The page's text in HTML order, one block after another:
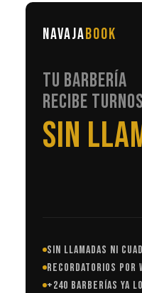
NAVAJABOOK
TU BARBERÍA
RECIBE TURNOS
EN
SIN LLAMADAS NI
RECORDATORIOS POR
+240 BARBERÍAS YA